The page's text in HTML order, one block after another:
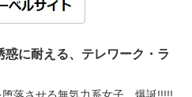
に耐える、テレワーク・ラ